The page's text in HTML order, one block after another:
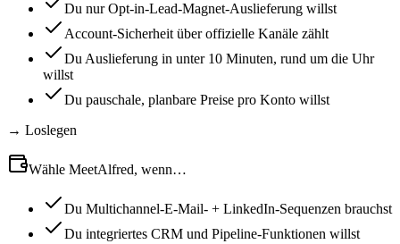
Du nur Opt-in-Lead-Magnet-Auslieferung willst
Account-Sicherheit über offizielle Kanäle zählt
Du Auslieferung in unter 10 Minuten, rund um die Uhr
willst
Du pauschale, planbare Preise pro Konto willst
→ Loslegen
Wähle MeetAlfred, wenn…
Du Multichannel-E-Mail- + LinkedIn-Sequenzen brauchst
Du integriertes CRM und Pipeline-Funktionen willst